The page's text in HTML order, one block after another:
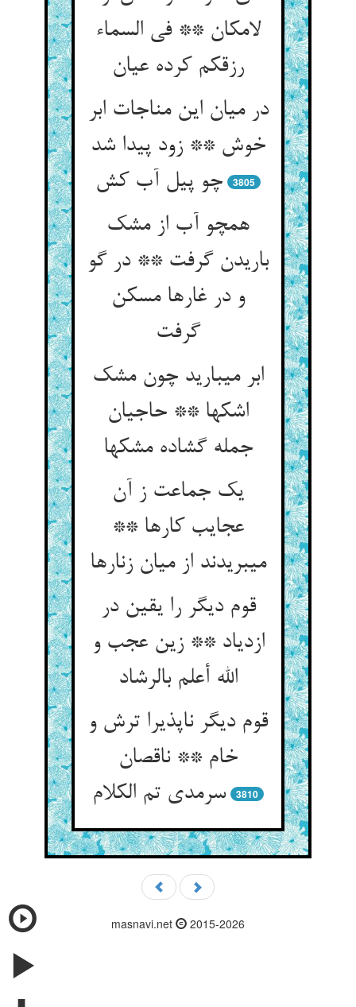
لامکان ** فی السماء
رزقکم کرده عیان‏
در میان این مناجات ابر
خوش ** زود پیدا شد
چو پیل آب کش‏
3805
همچو آب از مشک
باریدن گرفت ** در گو
و در غارها مسکن
گرفت‏
ابر می‏بارید چون مشک
اشکها ** حاجیان
جمله گشاده مشکها
یک جماعت ز آن
عجایب کارها **
می‏بریدند از میان زنارها
قوم دیگر را یقین در
ازدیاد ** زین عجب و
الله أعلم بالرشاد
قوم دیگر ناپذیرا ترش و
خام ** ناقصان
سرمدی تم الکلام‏
3810
masnavi.net 2015-2026